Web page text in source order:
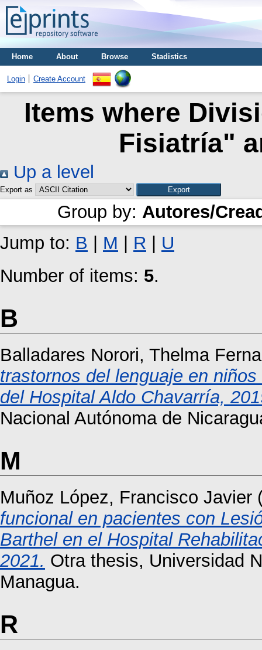
Home About Browse Stadistics
Login Create Account
Items where
Fisiatría"
Up a level
Export as
Group by: Autores/
Jump to: B M R
U
Number of items: 5.
B
Balladares Norori, Thelma
trastornos del lenguaje en
del Hospital Aldo Chavarría,
Nacional Autónoma de
M
Muñoz López, Francisco Javier
funcional en pacientes con
Barthel en el Hospital
2021. Otra thesis, Universidad
Managua.
R